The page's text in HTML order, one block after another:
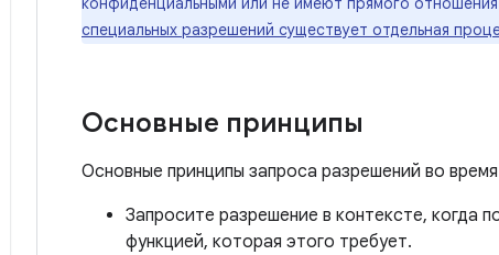
специальных разрешений существует отдельная
Основные принципы
Основные принципы запроса разрешений во
Запросите разрешение в контексте, когда
функцией, которая этого требует.